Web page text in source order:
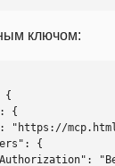
ключом: